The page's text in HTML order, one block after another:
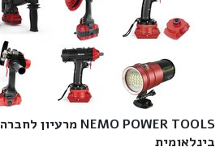
NEMO POWER TOOLS מרעיון לחברה
בינלאומית‎